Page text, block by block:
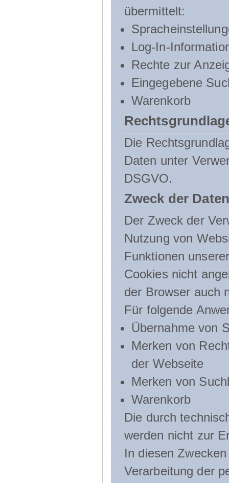
übermittelt:
Log-In-
Rechte zur
Eingegebene
Warenkorb
Die
Daten unter
DSGVO.
Zweck der
Der Zweck der
Nutzung von
Funktionen
Cookies nicht
der Browser auch
Für folgende
Übernahme von
Merken von
der Webseite
Merken von
Warenkorb
Die durch
werden nicht zur
In diesen
Verarbeitung der